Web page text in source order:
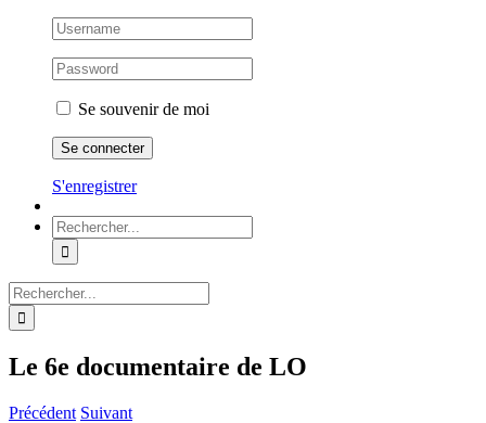
Se souvenir de moi
S'enregistrer
Rechercher:
Rechercher:
Le 6e documentaire de LO
Précédent Suivant